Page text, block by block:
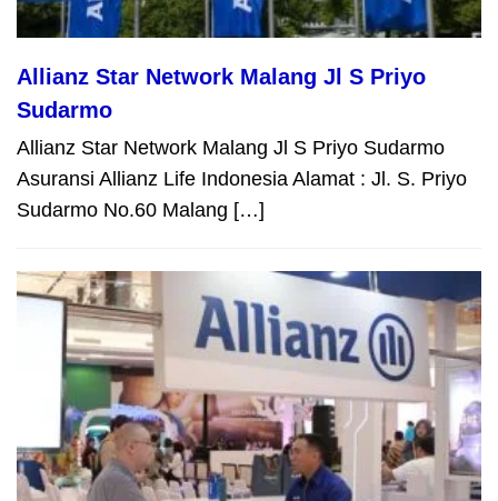
Allianz Star Network Malang Jl S Priyo
Sudarmo
Allianz Star Network Malang Jl S Priyo Sudarmo
Asuransi Allianz Life Indonesia Alamat : Jl. S. Priyo
Sudarmo No.60 Malang […]